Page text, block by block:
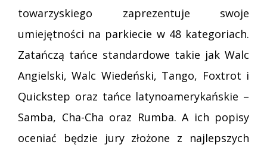
towarzyskiego zaprezentuje swoje
umiejętności na parkiecie w 48 kategoriach.
Zatańczą tańce standardowe takie jak Walc
Angielski, Walc Wiedeński, Tango, Foxtrot i
Quickstep oraz tańce latynoamerykańskie –
Samba, Cha-Cha oraz Rumba. A ich popisy
oceniać będzie jury złożone z najlepszych